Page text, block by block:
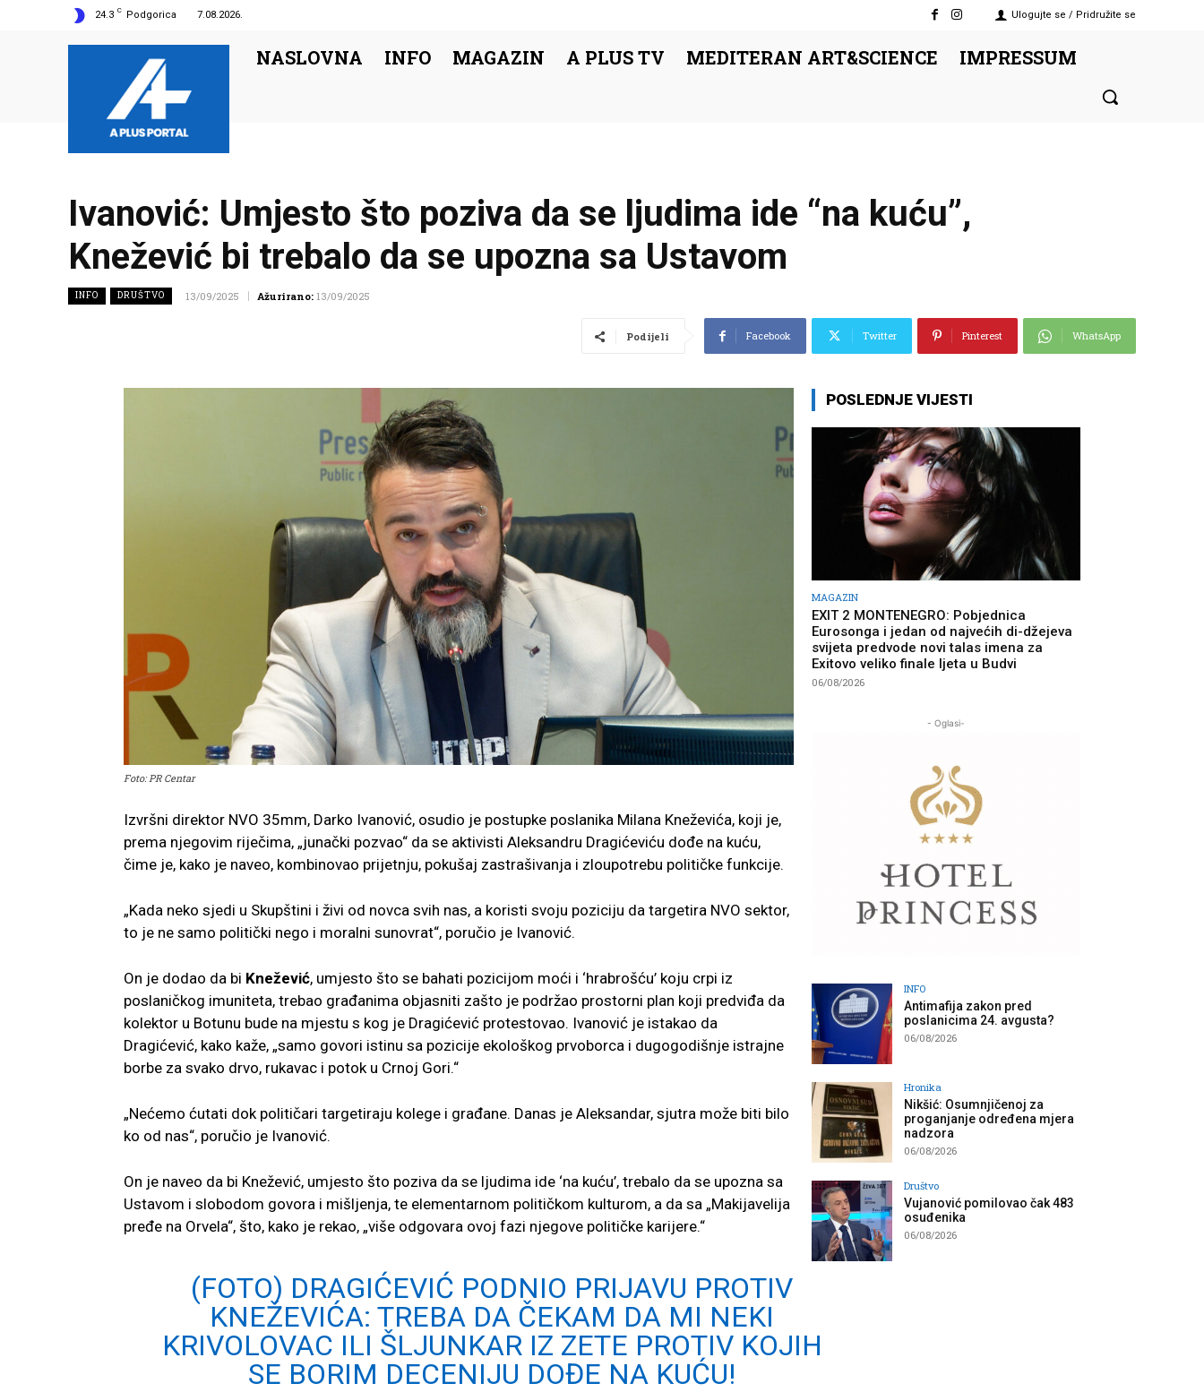
24.3 C Podgorica 7.08.2026. Ulogujte se / Pridružite se
NASLOVNA INFO MAGAZIN A PLUS TV MEDITERAN ART&SCIENCE IMPRESSUM
Ivanović: Umjesto što poziva da se ljudima ide “na kuću”,
Knežević bi trebalo da se upozna sa Ustavom
INFO DRUŠTVO 13/09/2025 Ažurirano: 13/09/2025
Podijeli Facebook Twitter Pinterest WhatsApp
Foto: PR Centar
Izvršni direktor NVO 35mm, Darko Ivanović, osudio je postupke poslanika Milana Kneževića, koji je,
prema njegovim riječima, „junački pozvao“ da se aktivisti Aleksandru Dragićeviću dođe na kuću,
čime je, kako je naveo, kombinovao prijetnju, pokušaj zastrašivanja i zloupotrebu političke funkcije.
„Kada neko sjedi u Skupštini i živi od novca svih nas, a koristi svoju poziciju da targetira NVO sektor,
to je ne samo politički nego i moralni sunovrat“, poručio je Ivanović.
On je dodao da bi Knežević, umjesto što se bahati pozicijom moći i ‘hrabrošću’ koju crpi iz
poslaničkog imuniteta, trebao građanima objasniti zašto je podržao prostorni plan koji predviđa da
kolektor u Botunu bude na mjestu s kog je Dragićević protestovao. Ivanović je istakao da
Dragićević, kako kaže, „samo govori istinu sa pozicije ekološkog prvoborca i dugogodišnje istrajne
borbe za svako drvo, rukavac i potok u Crnoj Gori.“
„Nećemo ćutati dok političari targetiraju kolege i građane. Danas je Aleksandar, sjutra može biti bilo
ko od nas“, poručio je Ivanović.
On je naveo da bi Knežević, umjesto što poziva da se ljudima ide ‘na kuću’, trebalo da se upozna sa
Ustavom i slobodom govora i mišljenja, te elementarnom političkom kulturom, a da sa „Makijavelija
pređe na Orvela“, što, kako je rekao, „više odgovara ovoj fazi njegove političke karijere.“
(FOTO) DRAGIĆEVIĆ PODNIO PRIJAVU PROTIV
KNEŽEVIĆA: TREBA DA ČEKAM DA MI NEKI
KRIVOLOVAC ILI ŠLJUNKAR IZ ZETE PROTIV KOJIH
SE BORIM DECENIJU DOĐE NA KUĆU!
POSLEDNJE VIJESTI
MAGAZIN
EXIT 2 MONTENEGRO: Pobjednica
Eurosonga i jedan od najvećih di-džejeva
svijeta predvode novi talas imena za
Exitovo veliko finale ljeta u Budvi
06/08/2026
- Oglasi-
INFO
Antimafija zakon pred
poslanicima 24. avgusta?
06/08/2026
Hronika
Nikšić: Osumnjičenoj za
proganjanje određena mjera
nadzora
06/08/2026
Društvo
Vujanović pomilovao čak 483
osuđenika
06/08/2026